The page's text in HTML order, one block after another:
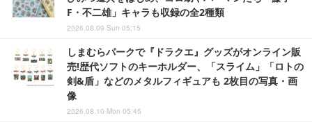
F・不二雄」キャラも収録の全2種類
2026.08.09 Sun 05:15
しまむらパークで『ドラクエ』グッズがオンライン販
売!歴代ソフトのキーホルダー、「スライム」「ロトの
剣&盾」などのメタルフィギュアも 2枚目の写真・画
像
2026.08.10 Mon 05:45